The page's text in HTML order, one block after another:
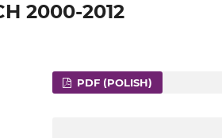
2000-2012
PDF (POLISH)